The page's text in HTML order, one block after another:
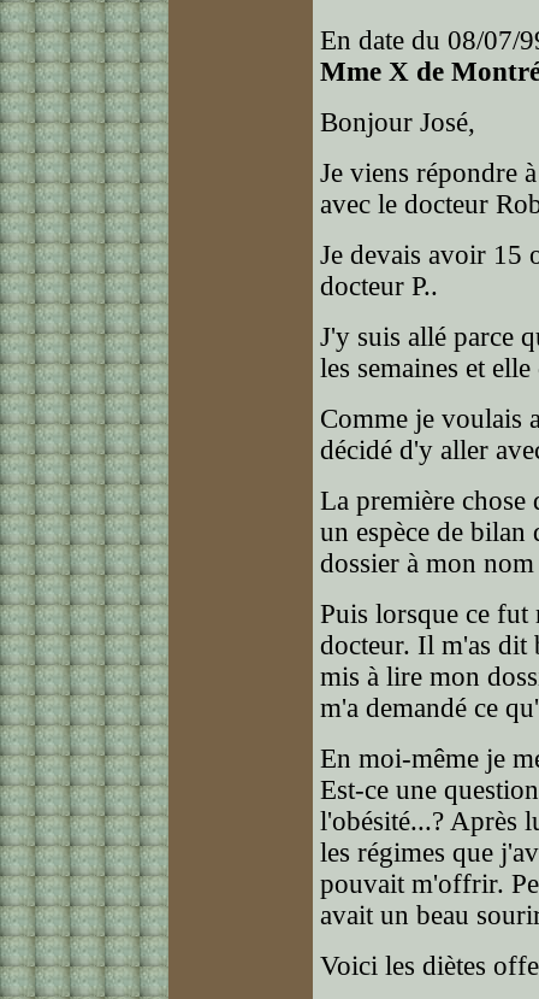
En date du 08/07/
Mme X de
Bonjour José,
Je viens répondre
avec le docteur
Je devais avoir 15
docteur P..
J'y suis allé parce
les semaines et
Comme je voulais
décidé d'y aller
La première chose
un espèce de
dossier à mon
Puis lorsque ce fut
docteur. Il m'as dit
mis à lire mon
m'a demandé ce
En moi-même je
Est-ce une
l'obésité...? Après
les régimes que
pouvait m'offrir.
avait un beau
Voici les diètes